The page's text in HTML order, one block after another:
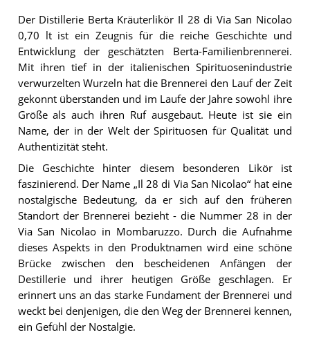
Der Distillerie Berta Kräuterlikör Il 28 di Via San Nicolao
0,70 lt ist ein Zeugnis für die reiche Geschichte und
Entwicklung der geschätzten Berta-Familienbrennerei.
Mit ihren tief in der italienischen Spirituosenindustrie
verwurzelten Wurzeln hat die Brennerei den Lauf der Zeit
gekonnt überstanden und im Laufe der Jahre sowohl ihre
Größe als auch ihren Ruf ausgebaut. Heute ist sie ein
Name, der in der Welt der Spirituosen für Qualität und
Authentizität steht.
Die Geschichte hinter diesem besonderen Likör ist
faszinierend. Der Name „Il 28 di Via San Nicolao“ hat eine
nostalgische Bedeutung, da er sich auf den früheren
Standort der Brennerei bezieht - die Nummer 28 in der
Via San Nicolao in Mombaruzzo. Durch die Aufnahme
dieses Aspekts in den Produktnamen wird eine schöne
Brücke zwischen den bescheidenen Anfängen der
Destillerie und ihrer heutigen Größe geschlagen. Er
erinnert uns an das starke Fundament der Brennerei und
weckt bei denjenigen, die den Weg der Brennerei kennen,
ein Gefühl der Nostalgie.